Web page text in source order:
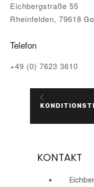
Eichbergstraße 55
Rheinfelden, 79618
Telefon
+49 (0) 7623 3610
KONTAKT